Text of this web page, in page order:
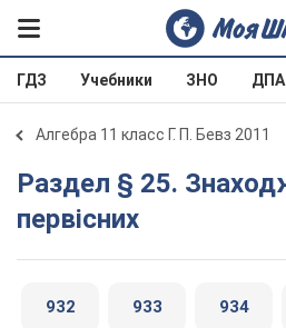
ГДЗ Учебники ЗНО ДПА
Алгебра 11 класс Г. П. Бевз 2011
Раздел § 25. Знаходження
первісних
932 933 934